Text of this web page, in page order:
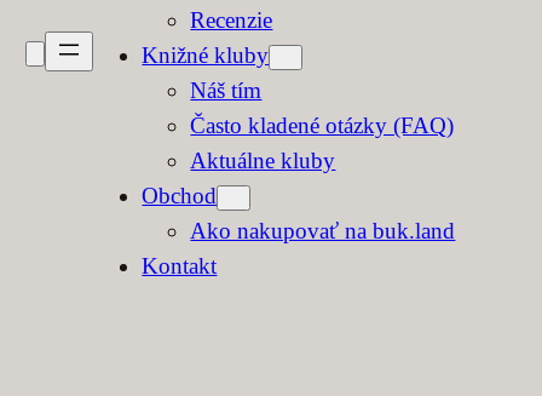
Recenzie
Knižné kluby
Náš tím
Často kladené otázky (FAQ)
Aktuálne kluby
Obchod
Ako nakupovať na buk.land
Kontakt